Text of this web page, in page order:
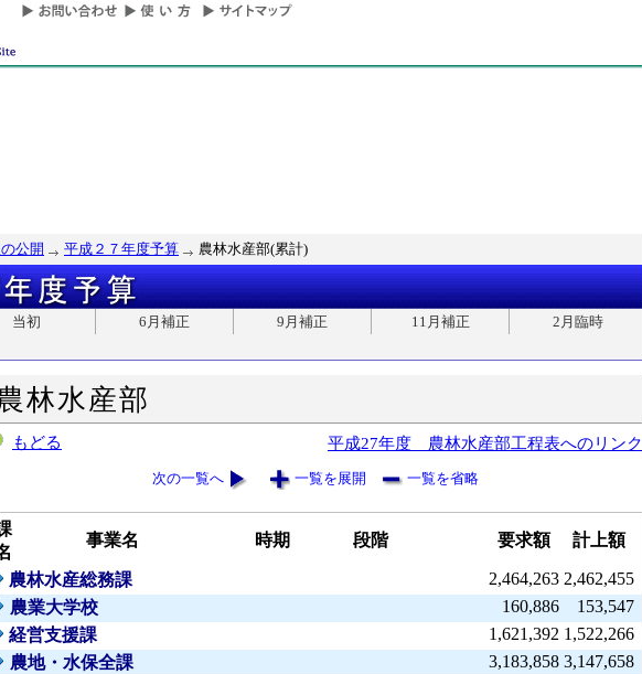
公開 平成２７年度予算 農林水産部(累計)
当初 6月補正 9月補正 11月補正
2月臨時
林水産部
もどる 平成27年度 農林水産部工程表へのリンク
次の一覧へ 一覧を展開 一覧を省略
事業名 時期 段階 要求額 計上額
農林水産総務課 2,464,263 2,462,455
農業大学校
160,886
153,547
経営支援課
1,621,392 1,522,266
農地・水保全課
3,183,858 3,147,658